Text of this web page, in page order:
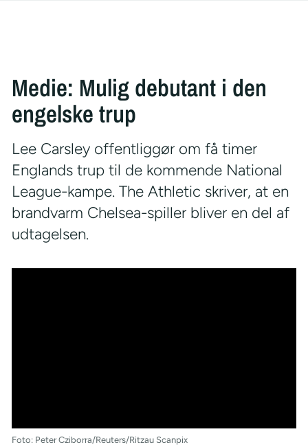
Medie: Mulig debutant i den
engelske trup
Lee Carsley offentliggør om få timer
Englands trup til de kommende National
League-kampe. The Athletic skriver, at en
brandvarm Chelsea-spiller bliver en del af
udtagelsen.
Foto: Peter Cziborra/Reuters/Ritzau Scanpix